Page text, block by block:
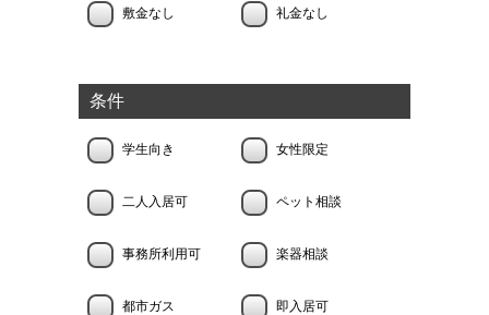
敷金なし 礼金なし
条件
学生向き 女性限定
二人入居可 ペット相談
事務所利用可 楽器相談
都市ガス 即入居可